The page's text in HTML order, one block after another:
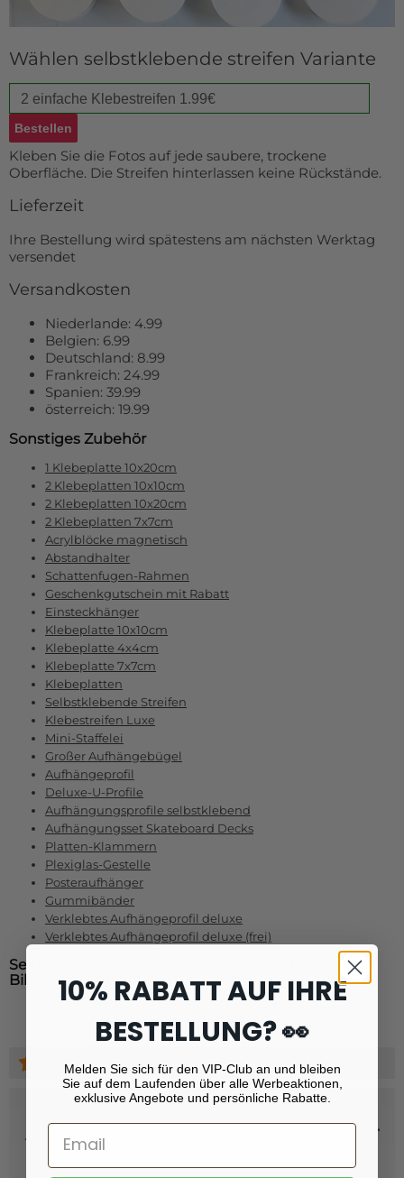
Bodenmatte
Custom skateboard deck
Login
WhatsApp
Impressum
Wählen selbstklebende streifen Variante
Kleben Sie die Fotos auf jede saubere, trockene
Oberfläche. Die Streifen hinterlassen keine Rückstände.
Lieferzeit
Ihre Bestellung wird spätestens am nächsten Werktag
versendet
Versandkosten
Niederlande: 4.99
Belgien: 6.99
Deutschland: 8.99
Frankreich: 24.99
Spanien: 39.99
österreich: 19.99
Sonstiges Zubehör
1 Klebeplatte 10x20cm
2 Klebeplatten 10x10cm
2 Klebeplatten 10x20cm
2 Klebeplatten 7x7cm
Acrylblöcke magnetisch
Abstandhalter
Schattenfugen-Rahmen
Geschenkgutschein mit Rabatt
Einsteckhänger
Klebeplatte 10x10cm
Klebeplatte 4x4cm
Klebeplatte 7x7cm
Klebeplatten
Selbstklebende Streifen
Klebestreifen Luxe
Mini-Staffelei
Großer Aufhängebügel
Aufhängeprofil
Deluxe-U-Profile
Aufhängungsprofile selbstklebend
Aufhängungsset Skateboard Decks
Platten-Klammern
Plexiglas-Gestelle
Posteraufhänger
Gummibänder
Verklebtes Aufhängeprofil deluxe
Verklebtes Aufhängeprofil deluxe (frei)
Selbstklebende Streifen: geeignet für die nächsten
Bild-Produkte
Foto auf Foam
(+ 9160
Abonnieren Sie unseren Newsletter
und erhalten Sie
Rabatt von 10 %!
10% RABATT AUF IHRE
BESTELLUNG? 👀
Melden Sie sich für den VIP-Club an und bleiben
Sie auf dem Laufenden über alle Werbeaktionen,
exklusive Angebote und persönliche Rabatte.